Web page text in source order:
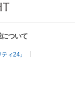
ついて
ィ24」